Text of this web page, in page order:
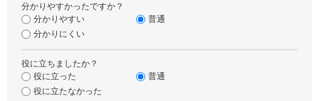
分かりやすかったですか？
分かりやすい
普通
分かりにくい
役に立ちましたか？
役に立った
普通
役に立たなかった